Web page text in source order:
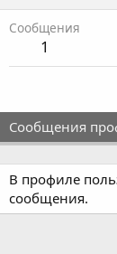
Сообщения
1
Сообщения
В профиле
сообщения.